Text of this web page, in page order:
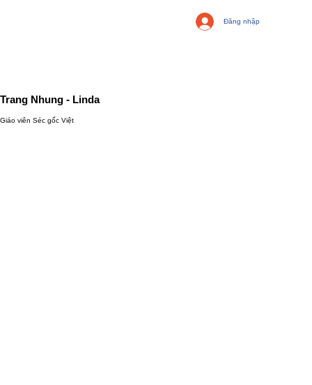
Đăng nhập
Trang Nhung - Linda
Giáo viên Séc gốc Việt